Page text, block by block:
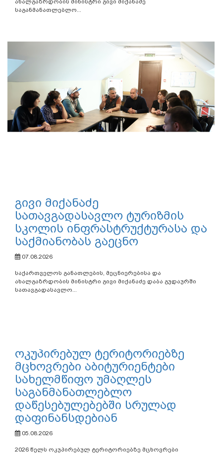
ახალგაზრდობის მინისტრი გივი მიქანაძე
საგანმანათლებლო...
გივი მიქანაძე
სათავგადასავლო ტურიზმის
სკოლის ინფრასტრუქტურასა და
საქმიანობას გაეცნო
07.08.2026
საქართველოს განათლების, მეცნიერებისა და
ახალგაზრდობის მინისტრი გივი მიქანაძე დაბა გუდაურში
სათავგადასავლო...
ოკუპირებულ ტერიტორიებზე
მცხოვრები აბიტურიენტები
სახელმწიფო უმაღლეს
საგანმანათლებლო
დაწესებულებებში სრულად
დაფინანსდებიან
05.08.2026
2026 წელს ოკუპირებულ ტერიტორიებზე მცხოვრები